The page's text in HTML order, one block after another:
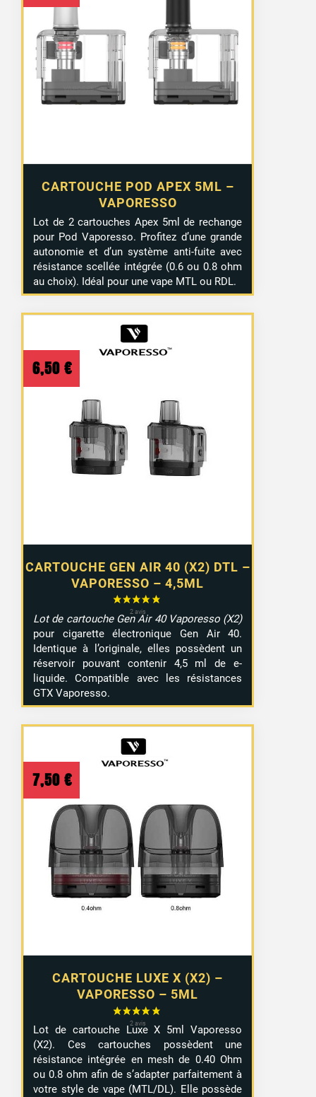
CARTOUCHE POD APEX 5ML –
VAPORESSO
Lot de 2 cartouches Apex 5ml de rechange
pour Pod Vaporesso. Profitez d’une grande
autonomie et d’un système anti-fuite avec
résistance scellée intégrée (0.6 ou 0.8 ohm
au choix). Idéal pour une vape MTL ou RDL.
CARTOUCHE GEN AIR 40 (X2) DTL –
VAPORESSO – 4,5ML
6,50 €
Lot de cartouche Gen Air 40 Vaporesso (X2)
pour cigarette électronique Gen Air 40.
Identique à l’originale, elles possèdent un
réservoir pouvant contenir 4,5 ml de e-
liquide. Compatible avec les résistances
GTX Vaporesso.
CARTOUCHE LUXE X (X2) –
VAPORESSO – 5ML
7,50 €
Lot de cartouche Luxe X 5ml Vaporesso
(X2). Ces cartouches possèdent une
résistance intégrée en mesh de 0.40 Ohm
ou 0.8 ohm afin de s’adapter parfaitement à
votre style de vape (MTL/DL). Elle possède